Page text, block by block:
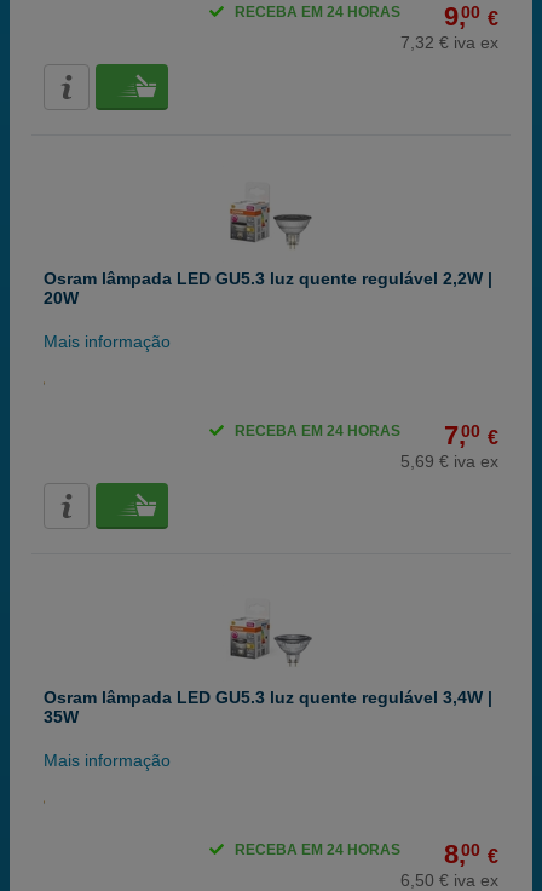
9,00 €
7,32 € iva ex
RECEBA EM 24 HORAS
Osram lâmpada LED GU5.3 luz quente regulável 2,2W |
20W
Mais informação
7,00 €
5,69 € iva ex
RECEBA EM 24 HORAS
Osram lâmpada LED GU5.3 luz quente regulável 3,4W |
35W
Mais informação
8,00 €
6,50 € iva ex
RECEBA EM 24 HORAS